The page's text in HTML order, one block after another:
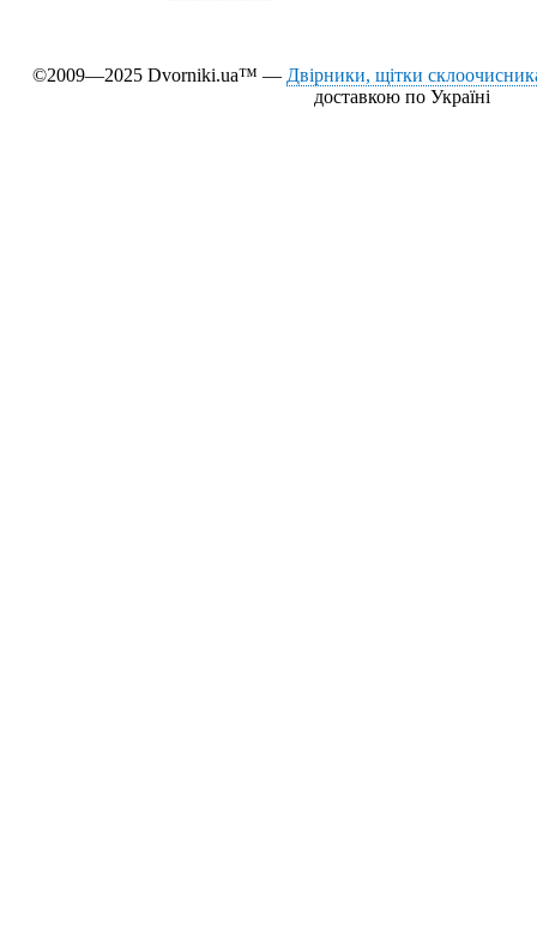
©2009—2025 Dvorniki.ua™ — Двірники, щітки
доставкою по Україні